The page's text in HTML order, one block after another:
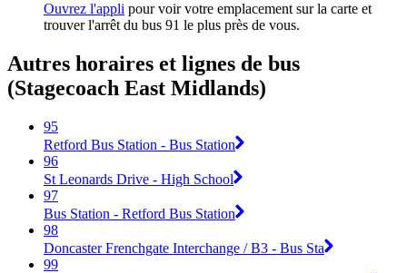
Ouvrez l'appli pour voir votre emplacement sur la carte et
trouver l'arrêt du bus 91 le plus près de vous.
Autres horaires et lignes de bus
(Stagecoach East Midlands)
95
Retford Bus Station - Bus Station
96
St Leonards Drive - High School
97
Bus Station - Retford Bus Station
98
Doncaster Frenchgate Interchange / B3 - Bus Sta
99